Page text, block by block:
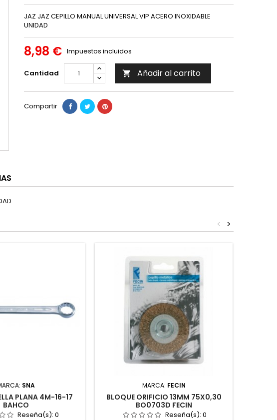
JAZ JAZ CEPILLO MANUAL UNIVERSAL VIP ACERO INOXIDABLE
UNIDAD
8,98 € Impuestos incluidos
Cantidad  Añadir al carrito
Compartir
>
<
SNA
PLANA 4M-16-17
BAHCO
Reseña(s): 0
MARCA: FECIN
BLOQUE ORIFICIO 13MM 75X0,30
BO0703D FECIN
Reseña(s): 0